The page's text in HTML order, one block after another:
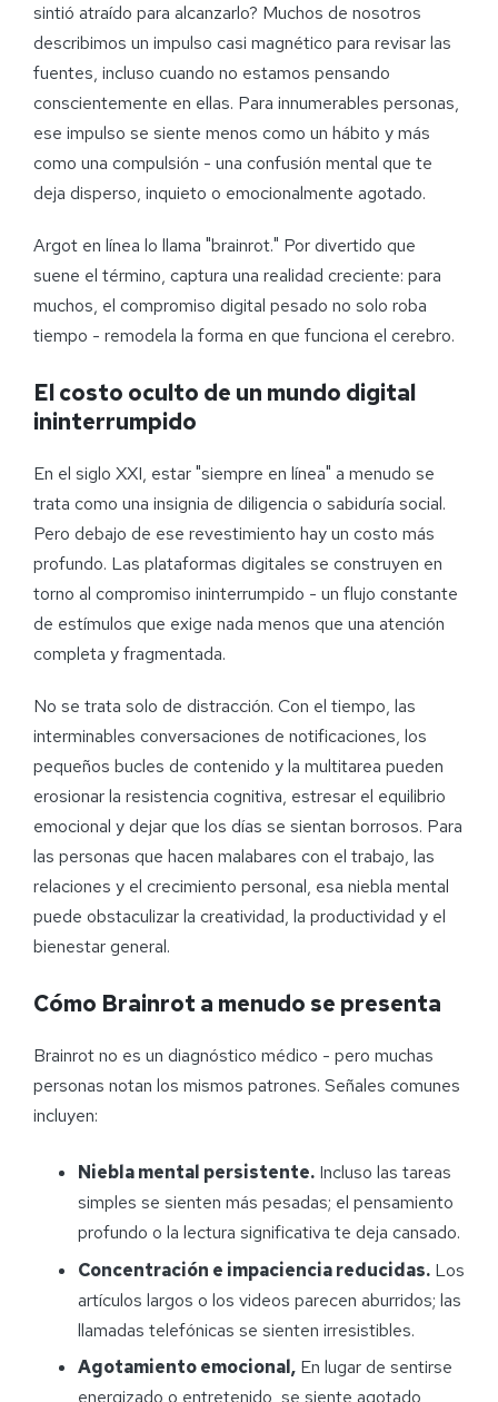
sintió atraído para alcanzarlo? Muchos de nosotros
describimos un impulso casi magnético para revisar las
fuentes, incluso cuando no estamos pensando
conscientemente en ellas. Para innumerables personas,
ese impulso se siente menos como un hábito y más
como una compulsión - una confusión mental que te
deja disperso, inquieto o emocionalmente agotado.
Argot en línea lo llama "brainrot." Por divertido que
suene el término, captura una realidad creciente: para
muchos, el compromiso digital pesado no solo roba
tiempo - remodela la forma en que funciona el cerebro.
El costo oculto de un mundo digital
ininterrumpido
En el siglo XXI, estar "siempre en línea" a menudo se
trata como una insignia de diligencia o sabiduría social.
Pero debajo de ese revestimiento hay un costo más
profundo. Las plataformas digitales se construyen en
torno al compromiso ininterrumpido - un flujo constante
de estímulos que exige nada menos que una atención
completa y fragmentada.
No se trata solo de distracción. Con el tiempo, las
interminables conversaciones de notificaciones, los
pequeños bucles de contenido y la multitarea pueden
erosionar la resistencia cognitiva, estresar el equilibrio
emocional y dejar que los días se sientan borrosos. Para
las personas que hacen malabares con el trabajo, las
relaciones y el crecimiento personal, esa niebla mental
puede obstaculizar la creatividad, la productividad y el
bienestar general.
Cómo Brainrot a menudo se presenta
Brainrot no es un diagnóstico médico - pero muchas
personas notan los mismos patrones. Señales comunes
incluyen:
Niebla mental persistente. Incluso las tareas
simples se sienten más pesadas; el pensamiento
profundo o la lectura significativa te deja cansado.
Concentración e impaciencia reducidas. Los
artículos largos o los videos parecen aburridos; las
llamadas telefónicas se sienten irresistibles.
Agotamiento emocional, En lugar de sentirse
energizado o entretenido, se siente agotado,